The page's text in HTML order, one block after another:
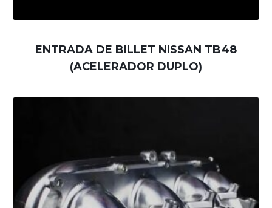
ENTRADA DE BILLET NISSAN TB48
(ACELERADOR DUPLO)